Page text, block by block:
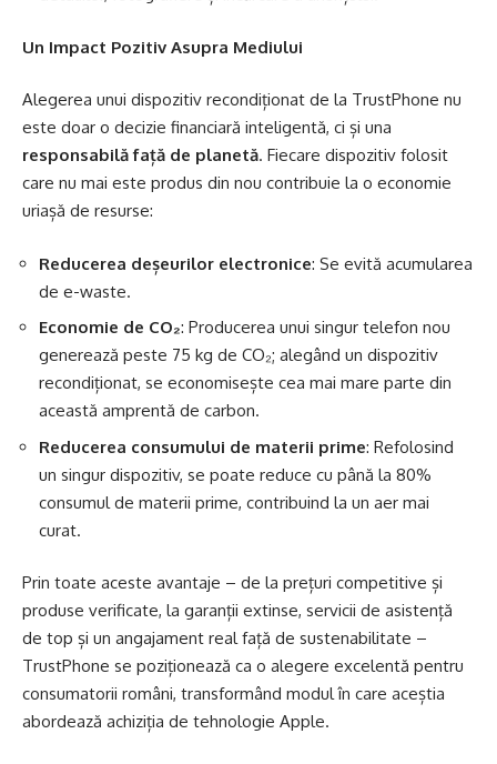
Un Impact Pozitiv Asupra Mediului
Alegerea unui dispozitiv recondiționat de la TrustPhone nu
este doar o decizie financiară inteligentă, ci și una
responsabilă față de planetă. Fiecare dispozitiv folosit
care nu mai este produs din nou contribuie la o economie
uriașă de resurse:
Reducerea deșeurilor electronice: Se evită acumularea
de e-waste.
Economie de CO₂: Producerea unui singur telefon nou
generează peste 75 kg de CO₂; alegând un dispozitiv
recondiționat, se economisește cea mai mare parte din
această amprentă de carbon.
Reducerea consumului de materii prime: Refolosind
un singur dispozitiv, se poate reduce cu până la 80%
consumul de materii prime, contribuind la un aer mai
curat.
Prin toate aceste avantaje – de la prețuri competitive și
produse verificate, la garanții extinse, servicii de asistență
de top și un angajament real față de sustenabilitate –
TrustPhone se poziționează ca o alegere excelentă pentru
consumatorii români, transformând modul în care aceștia
abordează achiziția de tehnologie Apple.